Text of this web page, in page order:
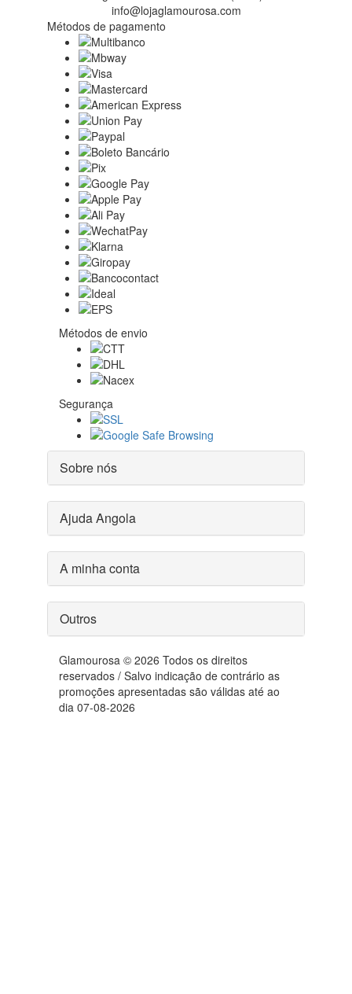
info@lojaglamourosa.com
Métodos de pagamento
Métodos de envio
Segurança
Sobre nós
Ajuda Angola
A minha conta
Outros
Glamourosa © 2026 Todos os direitos
reservados / Salvo indicação de contrário as
promoções apresentadas são válidas até ao
dia 07-08-2026